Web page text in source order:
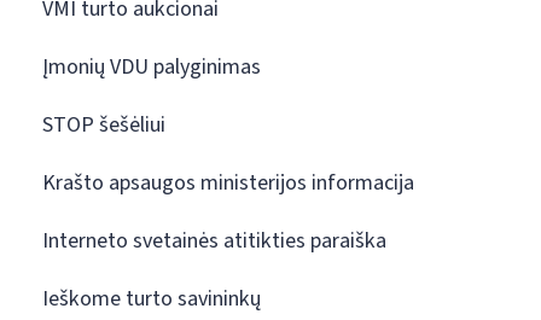
VMI turto aukcionai
Įmonių VDU palyginimas
STOP šešėliui
Krašto apsaugos ministerijos informacija
Interneto svetainės atitikties paraiška
Ieškome turto savininkų